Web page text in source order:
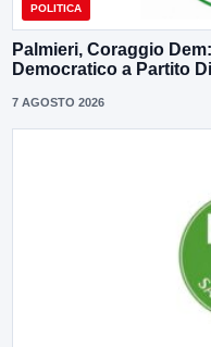
POLITICA
Palmieri, Coraggio
Democratico a Partito
7 AGOSTO 2026